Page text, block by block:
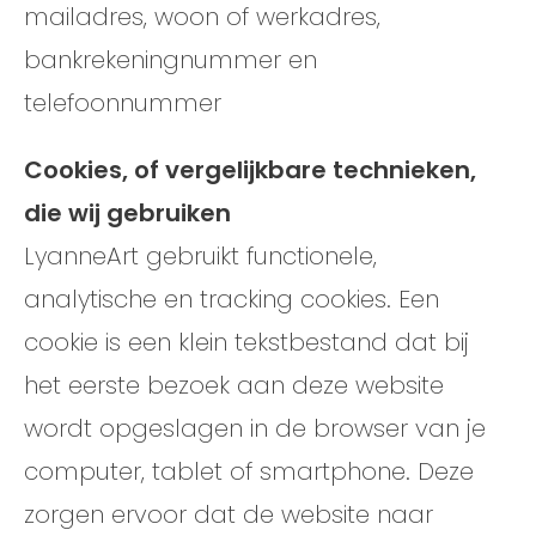
mailadres, woon of werkadres,
bankrekeningnummer en
telefoonnummer
Cookies, of vergelijkbare technieken,
die wij gebruiken
LyanneArt gebruikt functionele,
analytische en tracking cookies. Een
cookie is een klein tekstbestand dat bij
het eerste bezoek aan deze website
wordt opgeslagen in de browser van je
computer, tablet of smartphone. Deze
zorgen ervoor dat de website naar